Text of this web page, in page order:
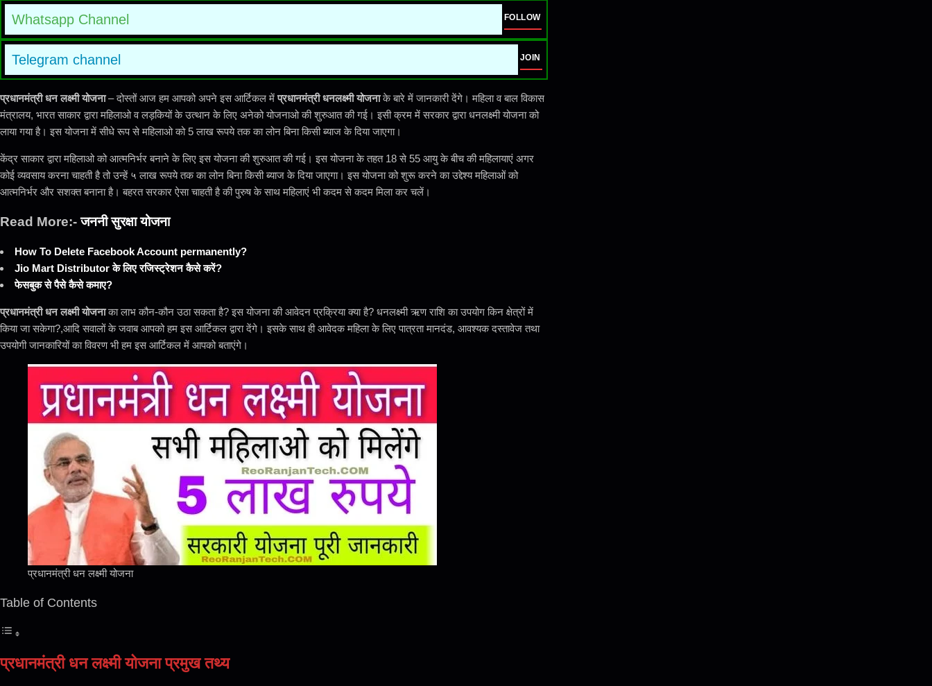
Whatsapp Channel FOLLOW
Telegram channel JOIN
प्रधानमंत्री धन लक्ष्मी योजना– दोस्तों आज हम आपको अपने इस आर्टिकल मेंप्रधानमंत्री धनलक्ष्मी योजनाके बारे में जानकारी देंगे। महिला व बाल विकास
मंत्रालय, भारत साकार द्वारा महिलाओ व लड़कियों के उत्थान के लिए अनेको योजनाओ की शुरुआत की गई। इसी क्रम में सरकार द्वारा धनलक्ष्मी योजना को
लाया गया है। इस योजना में सीधे रूप से महिलाओ को 5 लाख रूपये तक का लोन बिना किसी ब्याज के दिया जाएगा।
केंद्र साकार द्वारा महिलाओ को आत्मनिर्भर बनाने के लिए इस योजना की शुरुआत की गई। इस योजना के तहत 18 से 55 आयु के बीच की महिलायाएं अगर
कोई व्यवसाय करना चाहती है तो उन्हें ५ लाख रूपये तक का लोन बिना किसी ब्याज के दिया जाएगा। इस योजना को शुरू करने का उद्देश्य महिलाओं को
आत्मनिर्भर और सशक्त बनाना है। बहरत सरकार ऐसा चाहती है की पुरुष के साथ महिलाएं भी कदम से कदम मिला कर चलें।
Read More:-जननी सुरक्षा योजना
How To Delete Facebook Account permanently?
Jio Mart Distributor के लिए रजिस्ट्रेशन कैसे करें?
फेसबुक से पैसे कैसे कमाए?
प्रधानमंत्री धन लक्ष्मी योजनाका लाभ कौन-कौन उठा सकता है? इस योजना की आवेदन प्रक्रिया क्या है? धनलक्ष्मी ऋण राशि का उपयोग किन क्षेत्रों में
किया जा सकेगा?,आदि सवालों के जवाब आपको हम इस आर्टिकल द्वारा देंगे। इसके साथ ही आवेदक महिला के लिए पात्रता मानदंड, आवश्यक दस्तावेज तथा
उपयोगी जानकारियों का विवरण भी हम इस आर्टिकल में आपको बताएंगे।
प्रधानमंत्री धन लक्ष्मी योजना
Table of Contents
प्रधानमंत्री धन लक्ष्मी योजना प्रमुख तथ्य